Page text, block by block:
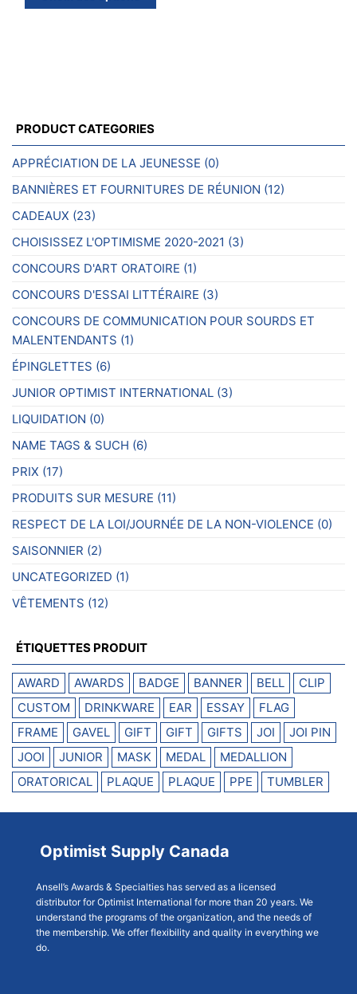
choisies
la
du
PRODUCT CATEGORIES
APPRÉCIATION DE LA JEUNESSE (0)
BANNIÈRES ET FOURNITURES DE RÉUNION (12)
CADEAUX (23)
CHOISISSEZ L'OPTIMISME 2020-2021 (3)
CONCOURS D'ART ORATOIRE (1)
CONCOURS D'ESSAI LITTÉRAIRE (3)
CONCOURS DE COMMUNICATION POUR SOURDS ET
MALENTENDANTS (1)
ÉPINGLETTES (6)
JUNIOR OPTIMIST INTERNATIONAL (3)
LIQUIDATION (0)
NAME TAGS & SUCH (6)
PRIX (17)
PRODUITS SUR MESURE (11)
RESPECT DE LA LOI/JOURNÉE DE LA NON-VIOLENCE (0)
SAISONNIER (2)
UNCATEGORIZED (1)
VÊTEMENTS (12)
ÉTIQUETTES PRODUIT
AWARD AWARDS BADGE BANNER BELL
CLIP
CUSTOM
DRINKWARE EAR ESSAY
FLAG
FRAME
GAVEL GIFT GIFT GIFTS JOI
JOI PIN
JOOI
JUNIOR MASK MEDAL
MEDALLION
ORATORICAL
PLAQUE PLAQUE PPE TUMBLER
Optimist Supply Canada
Ansell’s Awards & Specialties has served as a licensed
distributor for Optimist International for more than 20 years. We
understand the programs of the organization, and the needs of
the membership. We offer flexibility and quality in everything we
do.